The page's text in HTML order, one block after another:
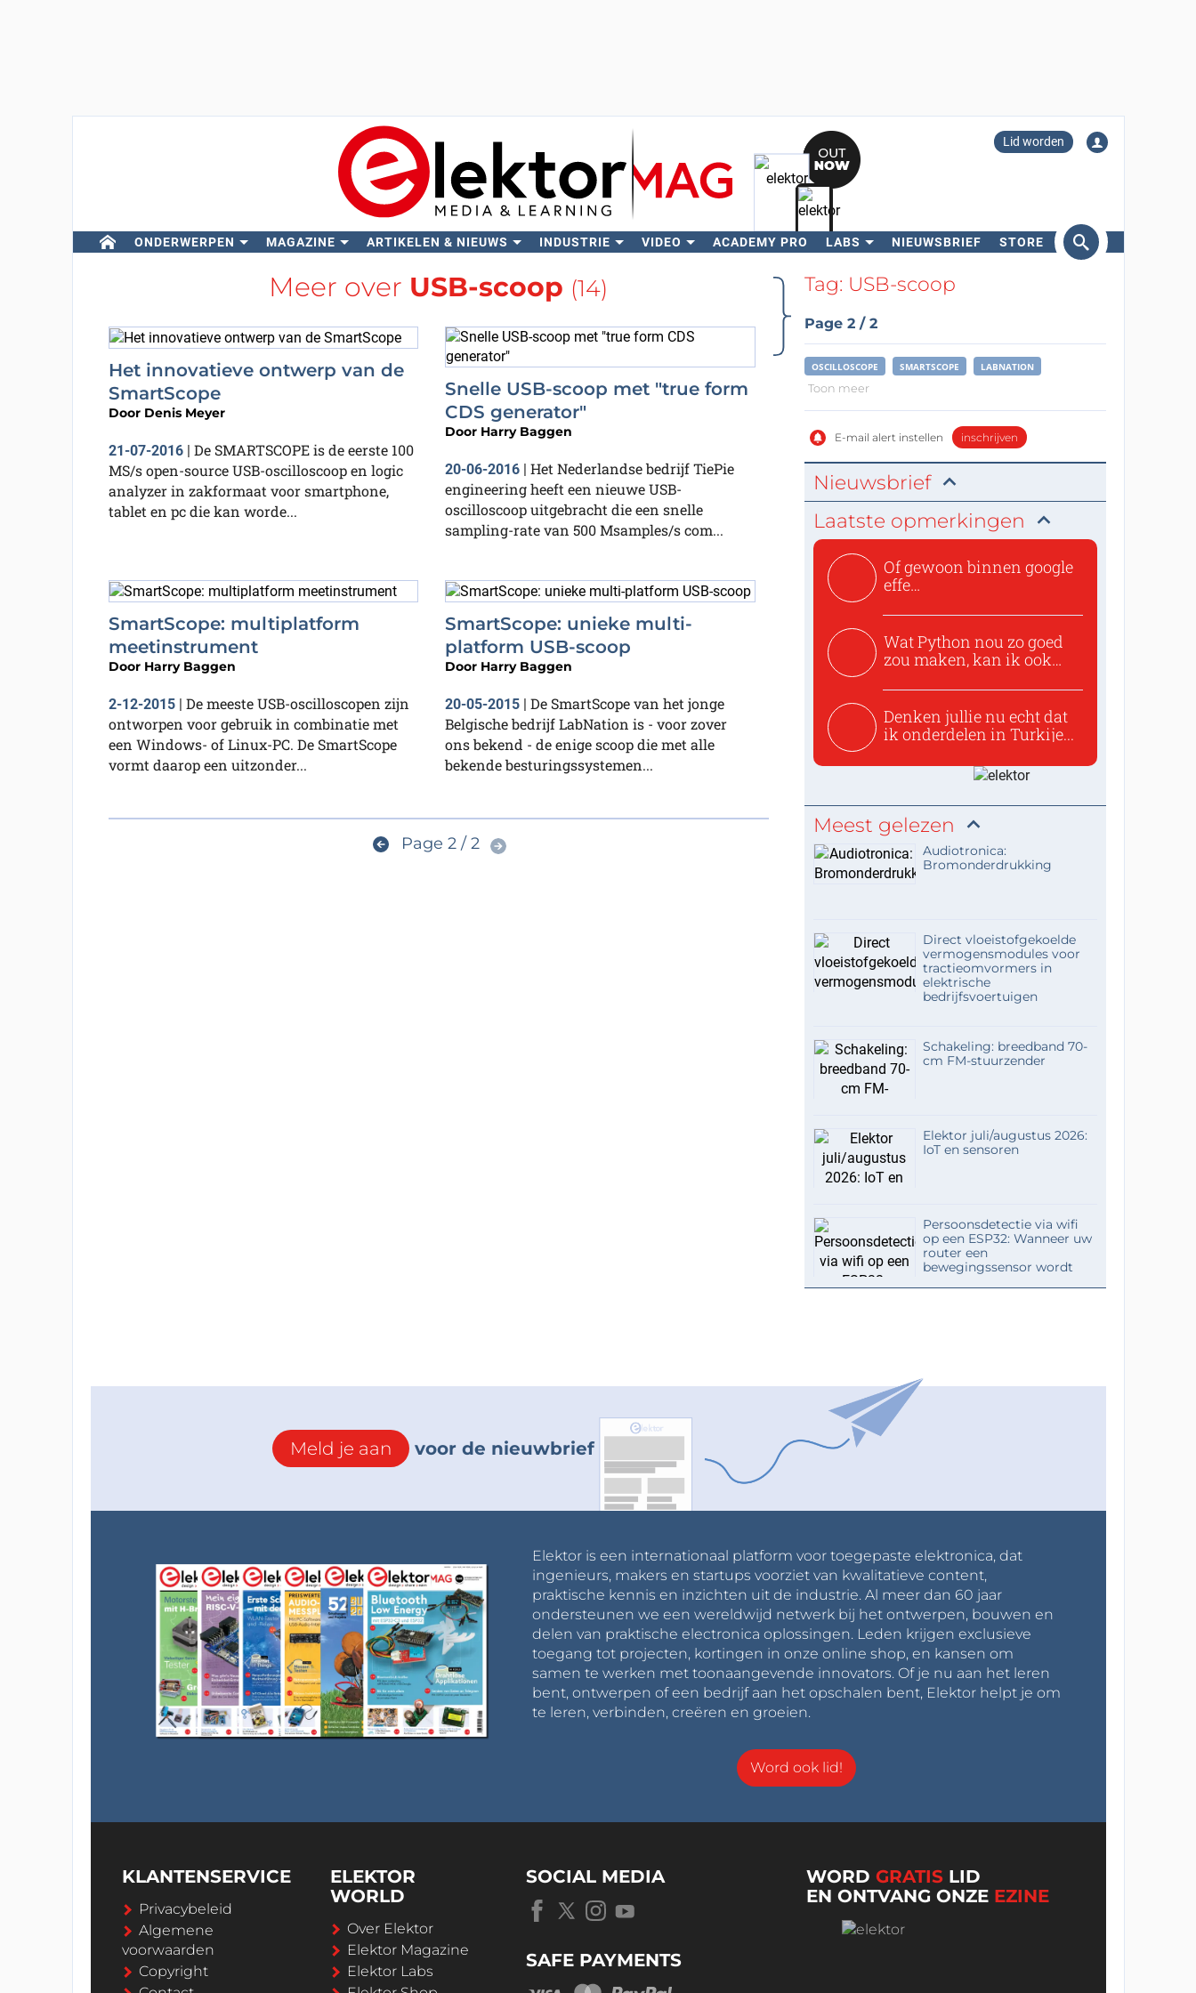
Lid worden
ONDERWERPEN MAGAZINE ARTIKELEN & NIEUWS INDUSTRIE VIDEO ACADEMY PRO LABS NIEUWSBRIEF STORE
Zoeken
Meer over USB-scoop (14)
Het innovatieve ontwerp van de
SmartScope
Door Denis Meyer
21-07-2016| De SMARTSCOPE is de eerste 100
MS/s open-source USB-oscilloscoop en logic
analyzer in zakformaat voor smartphone,
tablet en pc die kan worde...
Snelle USB-scoop met "true form
CDS generator"
Door Harry Baggen
20-06-2016 | Het Nederlandse bedrijf TiePie
engineering heeft een nieuwe USB-
oscilloscoop uitgebracht die een snelle
sampling-rate van 500 Msamples/s com...
SmartScope: multiplatform
meetinstrument
Door Harry Baggen
2-12-2015| De meeste USB-oscilloscopen zijn
ontworpen voor gebruik in combinatie met
een Windows- of Linux-PC. De SmartScope
vormt daarop een uitzonder...
SmartScope: unieke multi-
platform USB-scoop
Door Harry Baggen
20-05-2015 | De SmartScope van het jonge
Belgische bedrijf LabNation is - voor zover
ons bekend - de enige scoop die met alle
bekende besturingssystemen...
Page 2 / 2
Tag: USB-scoop
Page 2 / 2
OSCILLOSCOPE SMARTSCOPE LABNATION
Toon meer
E-mail alert instellen inschrijven
Nieuwsbrief
Laatste opmerkingen
Of gewoon binnen google
effe
Wat Python nou zo goed
zou maken, kan ik ook
Denken jullie nu echt dat
ik onderdelen in Turkije...
Meest gelezen
Audiotronica:
Bromonderdrukking
Direct vloeistofgekoelde
vermogensmodules voor
tractieomvormers in
elektrische
bedrijfsvoertuigen
Schakeling: breedband 70-
cm FM-stuurzender
Elektor juli/augustus 2026:
IoT en sensoren
Persoonsdetectie via wifi
op een ESP32: Wanneer uw
router een
bewegingssensor wordt
Meld je aan voor de nieuwbrief
Elektor is een internationaal platform voor toegepaste elektronica, dat
ingenieurs, makers en startups voorziet van kwalitatieve content,
praktische kennis en inzichten uit de industrie. Al meer dan 60 jaar
ondersteunen we een wereldwijd netwerk bij het ontwerpen, bouwen en
delen van praktische electronica oplossingen. Leden krijgen exclusieve
toegang tot projecten, kortingen in onze online shop, en kansen om
samen te werken met toonaangevende innovators. Of je nu aan het leren
bent, ontwerpen of een bedrijf aan het opschalen bent, Elektor helpt je om
te leren, verbinden, creëren en groeien.
Word ook lid!
KLANTENSERVICE
Privacybeleid
Algemene
voorwaarden
Copyright
ELEKTOR
WORLD
Over Elektor
Elektor Magazine
Elektor Labs
SOCIAL MEDIA
SAFE PAYMENTS
WORDGRATIS LID
EN ONTVANG ONZE EZINE